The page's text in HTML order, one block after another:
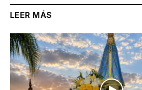
LEER MÁS